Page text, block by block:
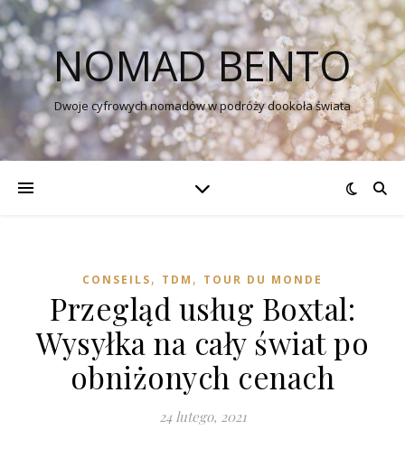
NOMAD BENTO
Dwoje cyfrowych nomadów w podróży dookoła świata
CONSEILS, TDM , TOUR DU MONDE
Przegląd usług Boxtal:
Wysyłka na cały świat po
obniżonych cenach
24 lutego, 2021